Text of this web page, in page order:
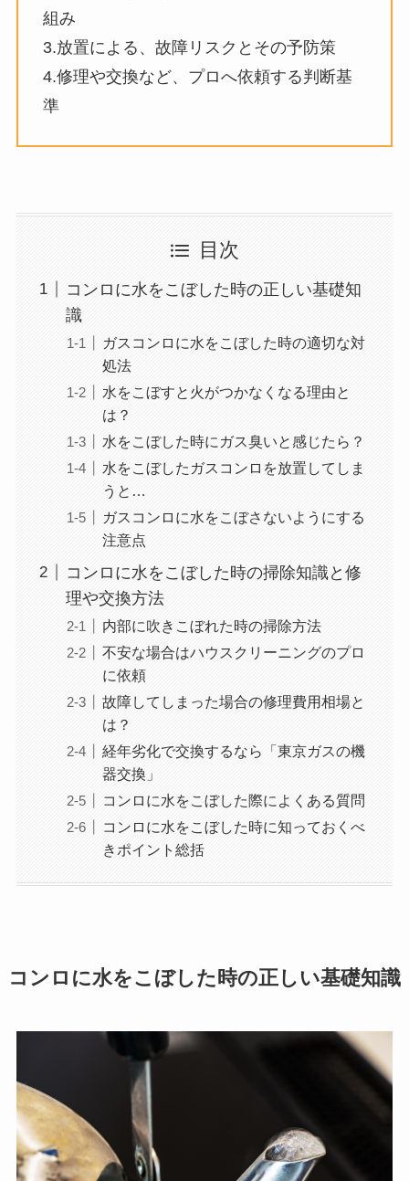
組み
3.放置による、故障リスクとその予防策
4.修理や交換など、プロへ依頼する判断基
準
目次
コンロに水をこぼした時の正しい基礎知
識
ガスコンロに水をこぼした時の適切な対
処法
水をこぼすと火がつかなくなる理由と
は？
水をこぼした時にガス臭いと感じたら？
水をこぼしたガスコンロを放置してしま
うと…
ガスコンロに水をこぼさないようにする
注意点
コンロに水をこぼした時の掃除知識と修
理や交換方法
内部に吹きこぼれた時の掃除方法
不安な場合はハウスクリーニングのプロ
に依頼
故障してしまった場合の修理費用相場と
は？
経年劣化で交換するなら「東京ガスの機
器交換」
コンロに水をこぼした際によくある質問
コンロに水をこぼした時に知っておくべ
きポイント総括
コンロに水をこぼした時の正しい基礎知識